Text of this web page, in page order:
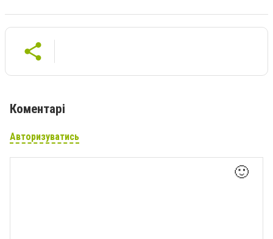
Коментарі
Авторизуватись
🙂